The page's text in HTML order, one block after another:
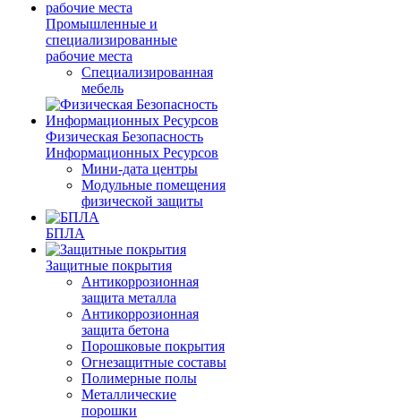
Промышленные и
специализированные
рабочие места
Специализированная
мебель
Физическая Безопасность
Информационных Ресурсов
Мини-дата центры
Модульные помещения
физической защиты
БПЛА
Защитные покрытия
Антикоррозионная
защита металла
Антикоррозионная
защита бетона
Порошковые покрытия
Огнезащитные составы
Полимерные полы
Металлические
порошки